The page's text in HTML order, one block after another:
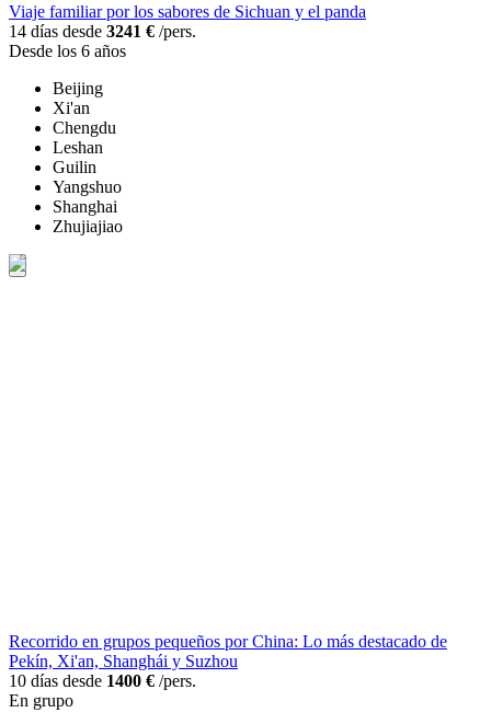
Viaje familiar por los sabores de Sichuan y el panda
14 días desde 3241 € /pers.
Desde los 6 años
Beijing
Xi'an
Chengdu
Leshan
Guilin
Yangshuo
Shanghai
Zhujiajiao
Recorrido en grupos pequeños por China: Lo más destacado de
Pekín, Xi'an, Shanghái y Suzhou
10 días desde 1400 € /pers.
En grupo